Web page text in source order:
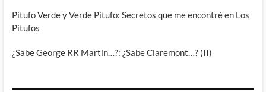
Pitufo Verde y Verde Pitufo: Secretos que me encontré en Los
Pitufos
¿Sabe George RR Martin…?: ¿Sabe Claremont…? (II)